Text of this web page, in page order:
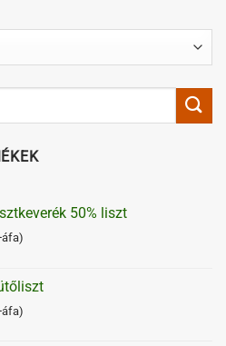
50% liszt